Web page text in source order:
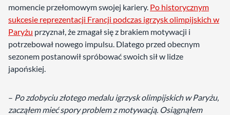
momencie przełomowym swojej kariery. Po historycznym
sukcesie reprezentacji Francji podczas igrzysk olimpijskich w
Paryżu przyznał, że zmagał się z brakiem motywacji i
potrzebował nowego impulsu. Dlatego przed obecnym
sezonem postanowił spróbować swoich sił w lidze
japońskiej.
– Po zdobyciu złotego medalu igrzysk olimpijskich w Paryżu,
zacząłem mieć spory problem z motywacją. Osiągnąłem